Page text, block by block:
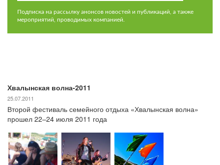
Подписка на рассылку анонсов новостей и публикаций, а также
мероприятий, проводимых компанией.
Хвалынская волна-2011
25.07.2011
Второй фестиваль семейного отдыха «Хвалынская волна»
прошел 22–24 июля 2011 года